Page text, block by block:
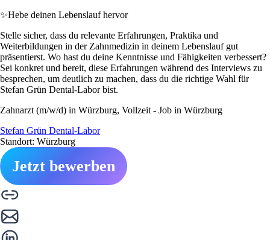
✨Hebe deinen Lebenslauf hervor
Stelle sicher, dass du relevante Erfahrungen, Praktika und
Weiterbildungen in der Zahnmedizin in deinem Lebenslauf gut
präsentierst. Wo hast du deine Kenntnisse und Fähigkeiten verbessert?
Sei konkret und bereit, diese Erfahrungen während des Interviews zu
besprechen, um deutlich zu machen, dass du die richtige Wahl für
Stefan Grün Dental-Labor bist.
Zahnarzt (m/w/d) in Würzburg, Vollzeit - Job in Würzburg
Stefan Grün Dental-Labor
Standort: Würzburg
Jetzt bewerben